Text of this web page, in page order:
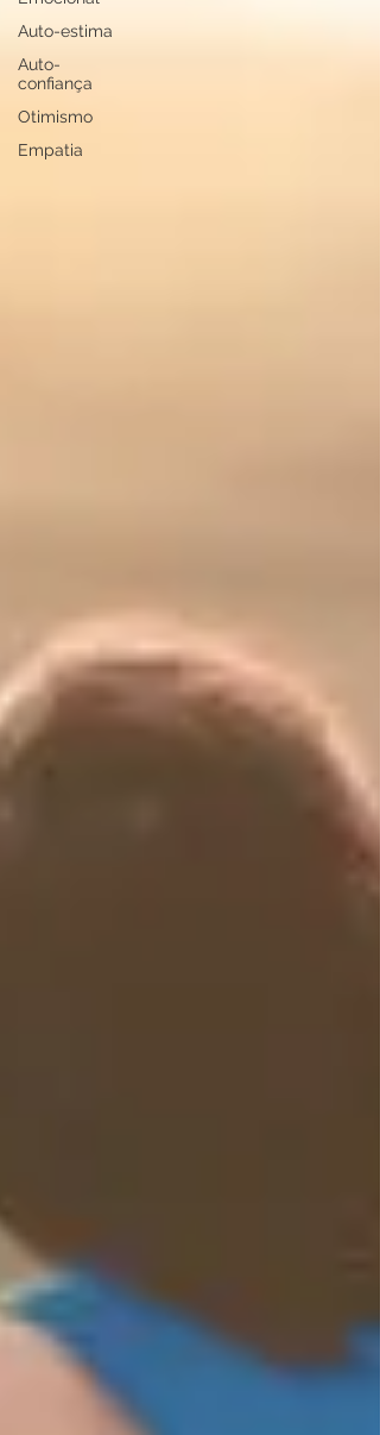
Auto-estima
Auto-
confiança
Otimismo
Empatia